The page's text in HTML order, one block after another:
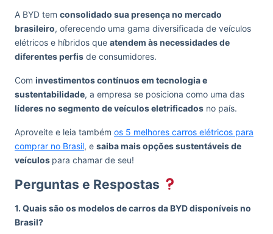
A BYD tem consolidado sua presença no mercado
brasileiro, oferecendo uma gama diversificada de veículos
elétricos e híbridos que atendem às necessidades de
diferentes perfis de consumidores.
Com investimentos contínuos em tecnologia e
sustentabilidade, a empresa se posiciona como uma das
líderes no segmento de veículos eletrificados no país.
Aproveite e leia também os 5 melhores carros elétricos para
comprar no Brasil, e saiba mais opções sustentáveis de
veículos para chamar de seu!
Perguntas e Respostas
1. Quais são os modelos de carros da BYD disponíveis no
Brasil?